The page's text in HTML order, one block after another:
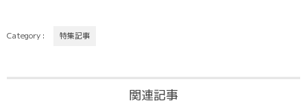
Category : 特集記事
関連記事